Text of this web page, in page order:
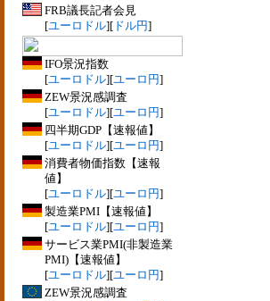
FRB議長記者会見
[ユーロドル][ ドル円]
IFO景況指数
[ユーロドル][ユーロ円]
ZEW景況感調査
[ユーロドル][ユーロ円]
四半期GDP【速報値】
[ユーロドル][ユーロ円]
消費者物価指数【速報
値】
[ユーロドル][ユーロ円]
製造業PMI【速報値】
[ユーロドル][ユーロ円]
サービス業PMI(非製造業
PMI)【速報値】
[ユーロドル][ユーロ円]
ZEW景況感調査